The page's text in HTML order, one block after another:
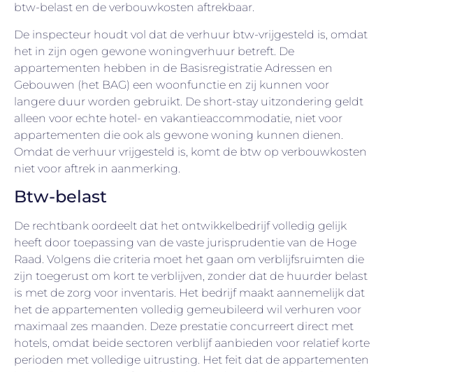
btw-belast en de verbouwkosten aftrekbaar.
De inspecteur houdt vol dat de verhuur btw-vrijgesteld is, omdat
het in zijn ogen gewone woningverhuur betreft. De
appartementen hebben in de Basisregistratie Adressen en
Gebouwen (het BAG) een woonfunctie en zij kunnen voor
langere duur worden gebruikt. De short-stay uitzondering geldt
alleen voor echte hotel- en vakantieaccommodatie, niet voor
appartementen die ook als gewone woning kunnen dienen.
Omdat de verhuur vrijgesteld is, komt de btw op verbouwkosten
niet voor aftrek in aanmerking.
Btw-belast
De rechtbank oordeelt dat het ontwikkelbedrijf volledig gelijk
heeft door toepassing van de vaste jurisprudentie van de Hoge
Raad. Volgens die criteria moet het gaan om verblijfsruimten die
zijn toegerust om kort te verblijven, zonder dat de huurder belast
is met de zorg voor inventaris. Het bedrijf maakt aannemelijk dat
het de appartementen volledig gemeubileerd wil verhuren voor
maximaal zes maanden. Deze prestatie concurreert direct met
hotels, omdat beide sectoren verblijf aanbieden voor relatief korte
perioden met volledige uitrusting. Het feit dat de appartementen